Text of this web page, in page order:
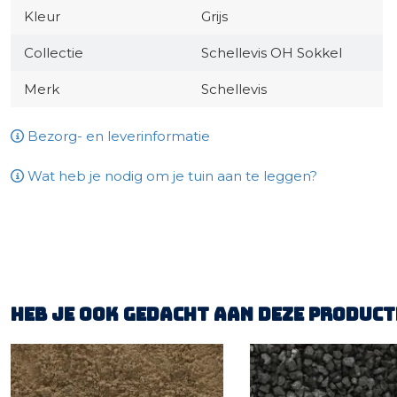
Kleur Grijs
Collectie Schellevis OH Sokkel
Merk Schellevis
Bezorg- en leverinformatie
Wat heb je nodig om je tuin aan te leggen?
Heb je ook gedacht aan deze